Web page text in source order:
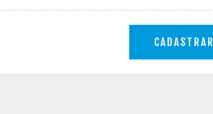
CADASTRAR